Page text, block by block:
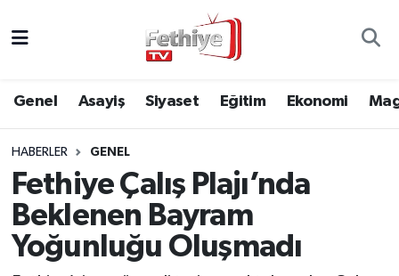
Genel Asayiş Siyaset Eğitim Ekonomi
HABERLER GENEL
Fethiye Çalış Plajı’nda
Beklenen Bayram
Yoğunluğu Oluşmadı
Asayiş
Eğitim
Ekonomi
Muğla Hava Durumu
Muğla Namaz Vakitleri
Muğla Trafik Yoğunluk Haritası
Süper Lig Puan Durumu ve Fikstür